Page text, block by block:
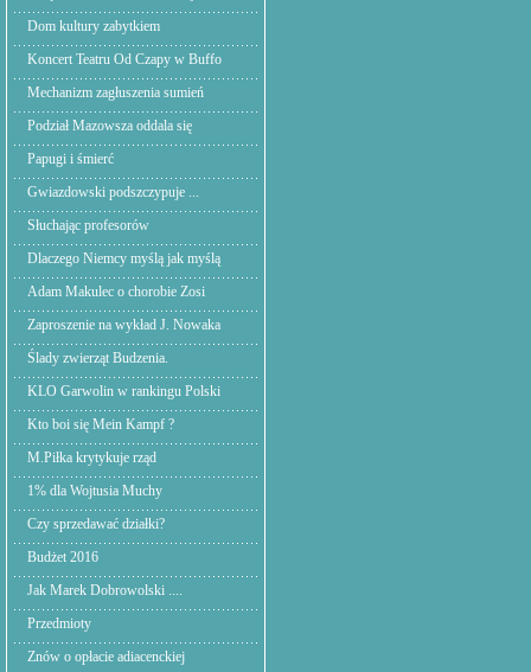
Dom kultury zabytkiem
Koncert Teatru Od Czapy w Buffo
Mechanizm zagłuszenia sumień
Podział Mazowsza oddala się
Papugi i śmierć
Gwiazdowski podszczypuje ...
Słuchając profesorów
Dlaczego Niemcy myślą jak myślą
Adam Makulec o chorobie Zosi
Zaproszenie na wykład J. Nowaka
Ślady zwierząt Budzenia.
KLO Garwolin w rankingu Polski
Kto boi się Mein Kampf ?
M.Piłka krytykuje rząd
1% dla Wojtusia Muchy
Czy sprzedawać działki?
Budżet 2016
Jak Marek Dobrowolski ....
Przedmioty
Znów o opłacie adiacenckiej